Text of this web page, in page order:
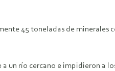
45 toneladas de minerales
un río cercano e impidieron a